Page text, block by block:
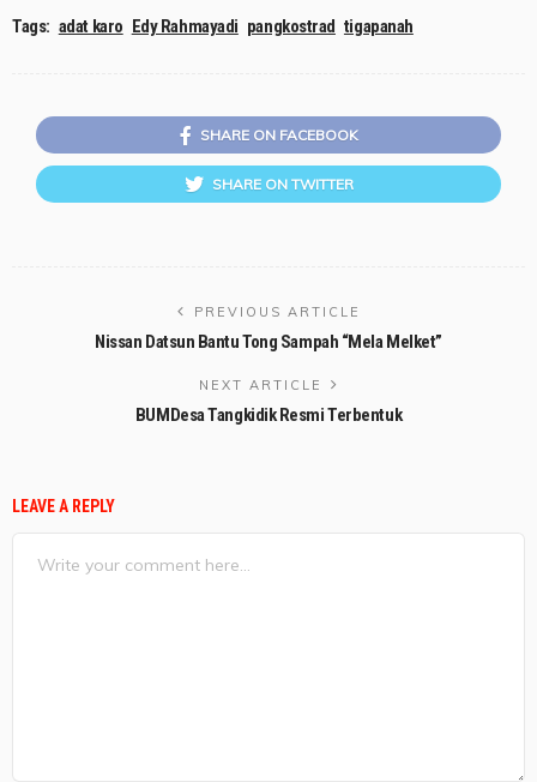
Tags: adat karo Edy Rahmayadi pangkostrad tigapanah
SHARE ON FACEBOOK
SHARE ON TWITTER
PREVIOUS ARTICLE
Nissan Datsun Bantu Tong Sampah “Mela Melket”
NEXT ARTICLE
BUMDesa Tangkidik Resmi Terbentuk
LEAVE A REPLY